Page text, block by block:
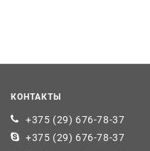
КОНТАКТЫ
+375 (29) 676-78-37
+375 (29) 676-78-37